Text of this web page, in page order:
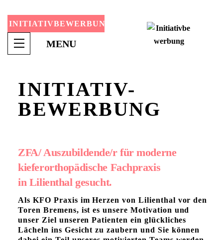
INITIATIVBEWERBUNG
Menu MENU
INITIATIV-
BEWERBUNG
ZFA/ Auszubildende/r für moderne
kieferorthopädische Fachpraxis
in Lilienthal gesucht.
Als KFO Praxis im Herzen von Lilienthal vor den
Toren Bremens, ist es unsere Motivation und
unser Ziel unseren Patienten ein glückliches
Lächeln ins Gesicht zu zaubern und Sie können